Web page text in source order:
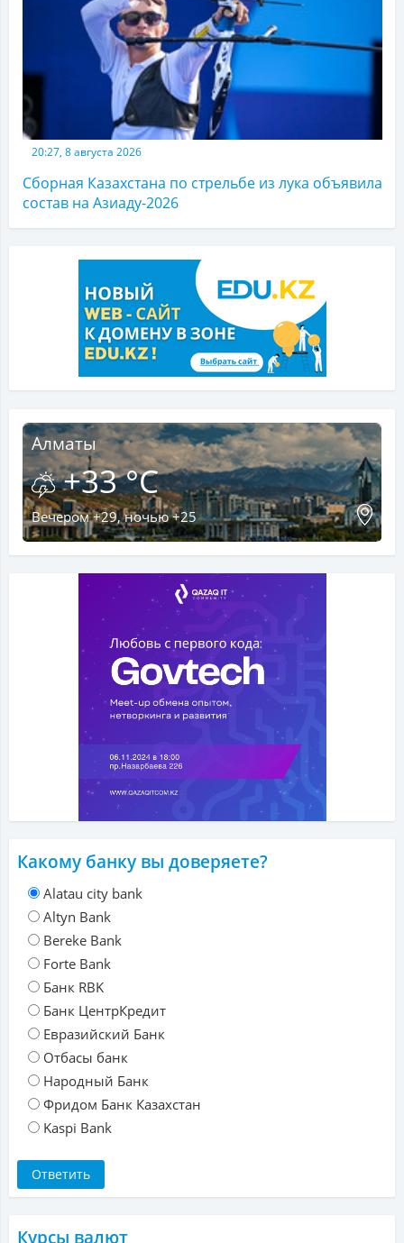
20:27, 8 августа 2026
Сборная Казахстана по стрельбе из лука объявила
состав на Азиаду-2026
Алматы
+33 °C
Вечером +29, ночью +25
Какому банку вы доверяете?
Alatau city bank
Altyn Bank
Bereke Bank
Forte Bank
Банк RBK
Банк ЦентрКредит
Евразийский Банк
Отбасы банк
Народный Банк
Фридом Банк Казахстан
Kaspi Bank
Курсы валют